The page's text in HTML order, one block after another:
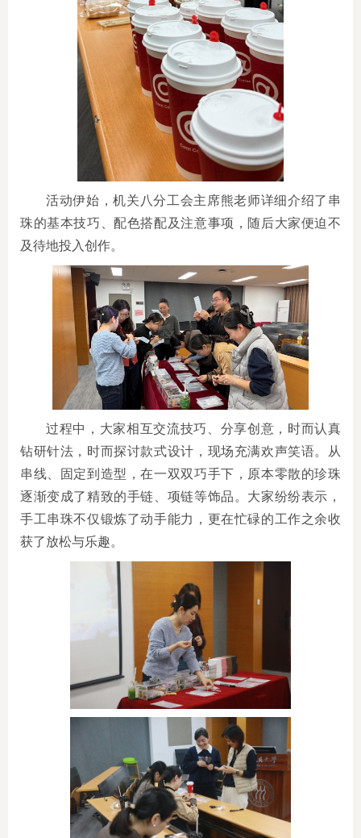
活动伊始，机关八分工会主席熊老师详细介绍了串
珠的基本技巧、配色搭配及注意事项，随后大家便迫不
及待地投入创作。
过程中，大家相互交流技巧、分享创意，时而认真
钻研针法，时而探讨款式设计，现场充满欢声笑语。从
串线、固定到造型，在一双双巧手下，原本零散的珍珠
逐渐变成了精致的手链、项链等饰品。大家纷纷表示，
手工串珠不仅锻炼了动手能力，更在忙碌的工作之余收
获了放松与乐趣。